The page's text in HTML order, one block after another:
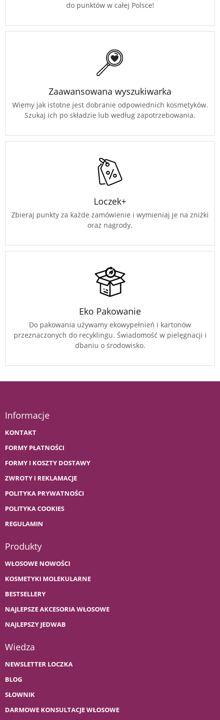
do punktów w całej Polsce!
Zaawansowana wyszukiwarka
Wiemy jak istotne jest dobranie odpowiednich kosmetyków.
Szukaj ich po składzie lub według zapotrzebowania.
Loczek+
Zbieraj punkty za każde zamówienie i wymieniaj je na zniżki
oraz nagrody.
Eko Pakowanie
Do pakowania używamy ekowypełnień i kartonów
przeznaczonych do recyklingu. Świadomość w pielęgnacji i
dbaniu o środowisko.
Informacje
KONTAKT
FORMY PŁATNOŚCI
FORMY I KOSZTY DOSTAWY
ZWROTY I REKLAMACJE
POLITYKA PRYWATNOŚCI
POLITYKA COOKIES
REGULAMIN
Produkty
WŁOSOWE NOWOŚCI
KOSMETYKI MOLEKULARNE
BESTSELLERY
NAJLEPSZE AKCESORIA WŁOSOWE
NAJLEPSZY JEDWAB
Wiedza
NEWSLETTER LOCZKA
BLOG
SŁOWNIK
DARMOWE KONSULTACJE WŁOSOWE